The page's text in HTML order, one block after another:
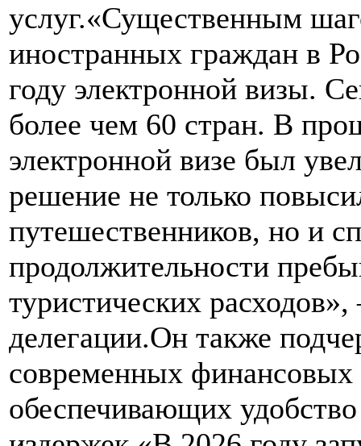
услуг.«Существенным
иностранных граждан в
году электронной визы.
более чем 60 стран. В
электронной визе был
решение не только
путешественников, но и
продолжительности
туристических
делегации.Он также
современных финансовых
обеспечивающих